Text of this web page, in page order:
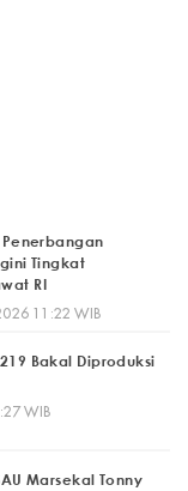
Tingkat
RI
11:22 WIB
Bakal Diproduksi
WIB
Marsekal Tonny